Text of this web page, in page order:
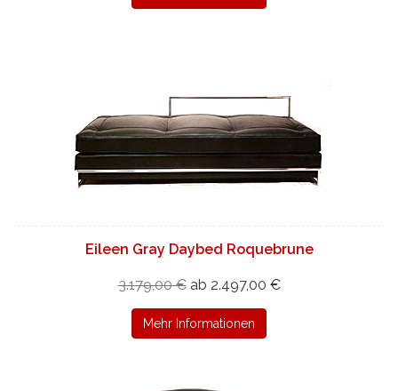
Eileen Gray Daybed Roquebrune
3.179,00 € ab 2.497,00 €
Mehr Informationen